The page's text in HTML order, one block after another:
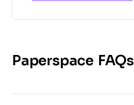
Paperspace FAQs